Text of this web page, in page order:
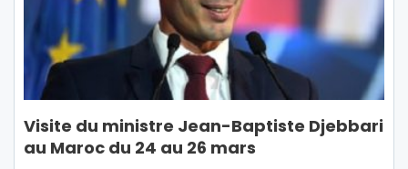
Visite du ministre Jean-Baptiste Djebbari
au Maroc du 24 au 26 mars